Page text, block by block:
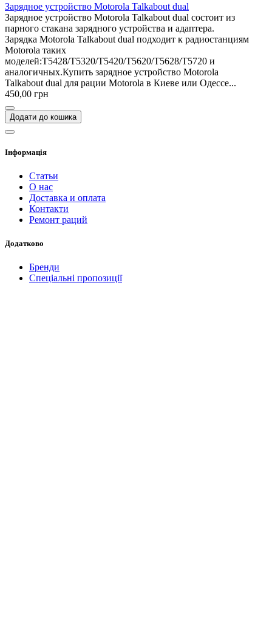
Зарядное устройство Motorola Talkabout dual
Зарядное устройство Motorola Talkabout dual состоит из
парного стакана зарядного устройства и адаптера.
Зарядка Motorola Talkabout dual подходит к радиостанциям
Motorola таких
моделей:T5428/T5320/T5420/T5620/T5628/T5720 и
аналогичных.Купить зарядное устройство Motorola
Talkabout dual для рации Motorola в Киеве или Одессе...
450,00 грн
Додати до кошика
Інформація
Статьи
О нас
Доставка и оплата
Контакти
Ремонт раций
Додатково
Бренди
Спеціальні пропозиції